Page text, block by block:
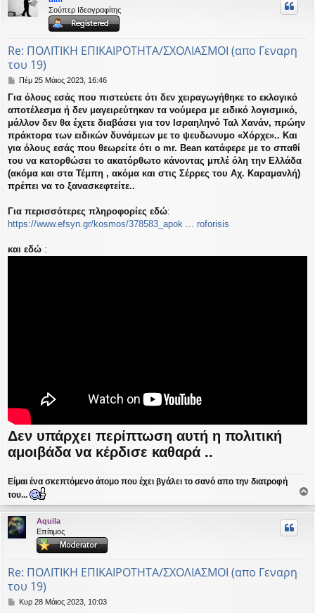
εις
Σούπερ Ιδεογραφίτης
Re: ΠΟΛΙΤΙΚΗ ΕΠΙΚΑΙΡΟΤΗΤΑ/ΣΧΟΛΙΑΣΜΟΙ (απο Γεναρη
του 19)
Δ
μ
ο
σ
ί
ε
υ
σ
η
Πέμ 25 Μάιος 2023, 16:46
Για όλους εσάς που πιστεύετε ότι δεν χειραγωγήθηκε το εκλογικό
αποτέλεσμα ή δεν μαγειρεύτηκαν τα νούμερα με ειδικό λογισμικό,
μάλλον δεν θα έχετε διαβάσει για τον Ισραηληνό Ταλ Χανάν, πρώην
πράκτορα των ειδικών δυνάμεων με το ψευδωνυμο «Χόρχε».. Και
για όλους εσάς που θεωρείτε ότι ο mr. Bean κατάφερε με το σπαθί
του να κατορθώσει το ακατόρθωτο κάνοντας μπλέ όλη την Ελλάδα
(ακόμα και στα Τέμπη , ακόμα και στις Σέρρες του Αχ. Καραμανλή)
πρέπει να το ξανασκεφτείτε..
Για περισσότερες πληροφορίες εδώ:
https://www.efsyn.gr/kosmos/378583_apok ... roforisis
και εδώ :
Δεν υπάρχει περίπτωση αυτή η πολιτική
αμοιβάδα να κέρδισε καθαρά ..
Είμαι ένα σκεπτόμενο άτομο που έχει βγάλει το σανό απο την διατροφή
του...
ο
ρ
Aquila
Επίτιμος
Re: ΠΟΛΙΤΙΚΗ ΕΠΙΚΑΙΡΟΤΗΤΑ/ΣΧΟΛΙΑΣΜΟΙ (απο Γεναρη
του 19)
ΔΚυρ 28 Μάιος 2023, 10:03